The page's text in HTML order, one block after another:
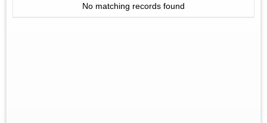
No matching records found